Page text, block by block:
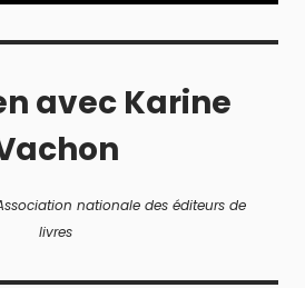
avec Karine
nationale des éditeurs de
livres